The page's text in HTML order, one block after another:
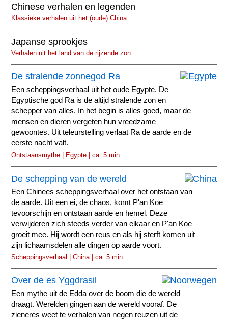
Chinese verhalen en legenden
Klassieke verhalen uit het (oude) China.
Japanse sprookjes
Verhalen uit het land van de rijzende zon.
De stralende zonnegod Ra
Een scheppingsverhaal uit het oude Egypte. De
Egyptische god Ra is de altijd stralende zon en
schepper van alles. In het begin is alles goed, maar de
mensen en dieren vergeten hun vreedzame
gewoontes. Uit teleurstelling verlaat Ra de aarde en de
eerste nacht valt.
Ontstaansmythe | Egypte | ca. 5 min.
De schepping van de wereld
Een Chinees scheppingsverhaal over het ontstaan van
de aarde. Uit een ei, de chaos, komt P'an Koe
tevoorschijn en ontstaan aarde en hemel. Deze
verwijderen zich steeds verder van elkaar en P'an Koe
groeit mee. Hij wordt een reus en als hij sterft komen uit
zijn lichaamsdelen alle dingen op aarde voort.
Scheppingsverhaal | China | ca. 5 min.
Over de es Yggdrasil
Een mythe uit de Edda over de boom die de wereld
draagt. Werelden gingen aan de wereld vooraf. De
zieneres weet te verhalen van negen reuzen uit de